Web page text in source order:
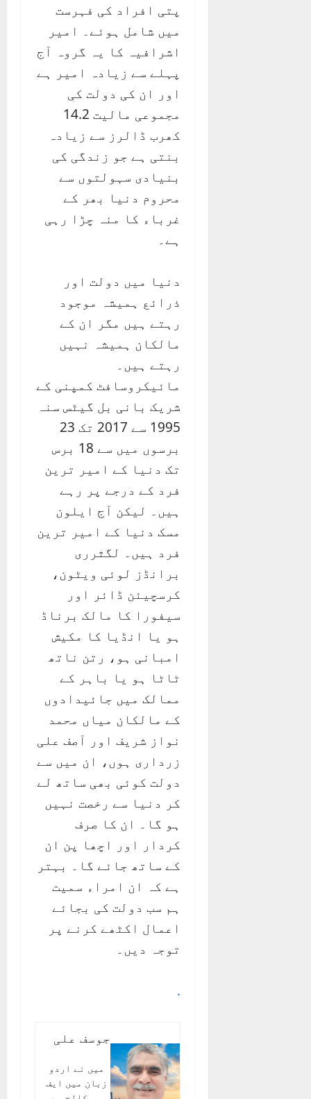
پتی افراد کی فہرست
میں شامل ہوئے۔ امیر
اشرافیہ کا یہ گروہ آج
پہلے سے زیادہ امیر ہے
اور ان کی دولت کی
مجموعی مالیت 14.2
کھرب ڈالرز سے زیادہ
بنتی ہے جو زندگی کی
بنیادی سہولتوں سے
محروم دنیا بھر کے
غرباء کا منہ چڑا رہی
ہے۔
دنیا میں دولت اور
ذرائع ہمیشہ موجود
رہتے ہیں مگر ان کے
مالکان ہمیشہ نہیں
رہتے ہیں۔
مائیکروسافٹ کمپنی کے
شریک بانی بل گیٹس سنہ
1995 سے 2017 تک 23
برسوں میں سے 18 برس
تک دنیا کے امیر ترین
فرد کے درجے پر رہے
ہیں۔ لیکن آج ایلون
مسک دنیا کے امیر ترین
فرد ہیں۔ لگثرری
برانڈز لوئی ویٹون،
کرسچیئن ڈائر اور
سیفورا کا مالک برناڈ
ہو یا انڈیا کا مکیش
امبانی ہو، رتن ناتھ
ٹاٹا ہو یا باہر کے
ممالک میں جائیدادوں
کے مالکان میاں محمد
نواز شریف اور آصف علی
زرداری ہوں، ان میں سے
دولت کوئی بھی ساتھ لے
کر دنیا سے رخصت نہیں
ہو گا۔ ان کا صرف
کردار اور اچھا پن ان
کے ساتھ جائے گا۔ بہتر
ہے کہ ان امراء سمیت
ہم سب دولت کی بجائے
اعمال اکٹھے کرنے پر
توجہ دیں۔
.
جوسف علی
میں نے اردو
زبان میں ایف